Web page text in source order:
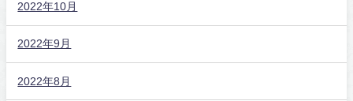
2022年10月
2022年9月
2022年8月